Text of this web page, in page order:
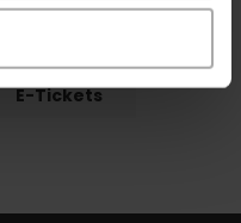
E-Tickets